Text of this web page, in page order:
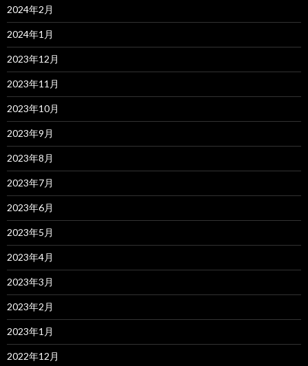
2024年2月
2024年1月
2023年12月
2023年11月
2023年10月
2023年9月
2023年8月
2023年7月
2023年6月
2023年5月
2023年4月
2023年3月
2023年2月
2023年1月
2022年12月